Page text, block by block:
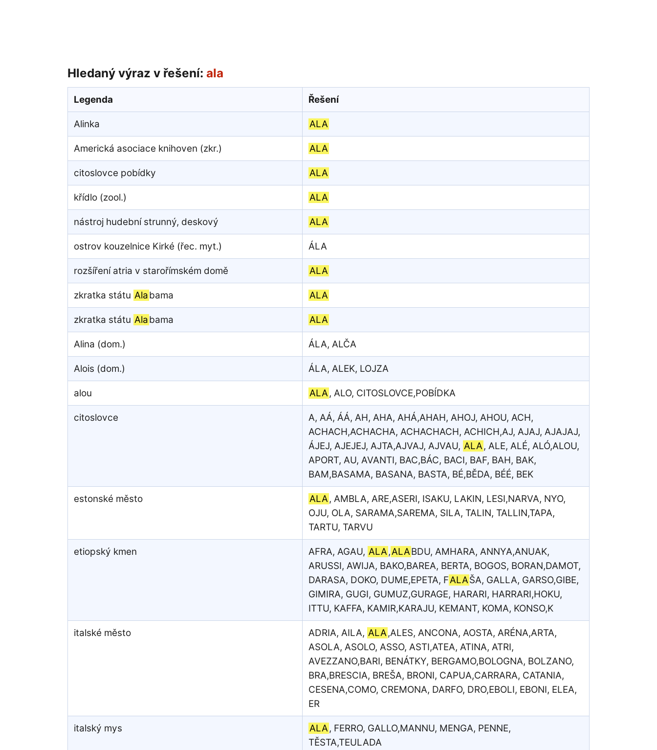
Hledaný výraz v řešení: ala
Legenda Řešení
Alinka ALA
Americká asociace knihoven (zkr.) ALA
citoslovce pobídky ALA
křídlo (zool.) ALA
nástroj hudební strunný, deskový ALA
ostrov kouzelnice Kirké (řec. myt.) ÁLA
rozšíření atria v starořímském domě ALA
zkratka státu Alabama ALA
zkratka státu Alabama ALA
Alina (dom.) ÁLA, ALČA
Alois (dom.) ÁLA, ALEK, LOJZA
alou ALA, ALO, CITOSLOVCE,POBÍDKA
citoslovce
A, AÁ, ÁÁ, AH, AHA, AHÁ,AHAH, AHOJ, AHOU, ACH,
ACHACH,ACHACHA, ACHACHACH, ACHICH,AJ, AJAJ, AJAJAJ,
ÁJEJ, AJEJEJ, AJTA,AJVAJ, AJVAU, ALA, ALE, ALÉ, ALÓ,ALOU,
APORT, AU, AVANTI, BAC,BÁC, BACI, BAF, BAH, BAK,
BAM,BASAMA, BASANA, BASTA, BÉ,BĚDA, BÉÉ, BEK
estonské město ALA, AMBLA, ARE,ASERI, ISAKU, LAKIN, LESI,NARVA, NYO,
OJU, OLA, SARAMA,SAREMA, SILA, TALIN, TALLIN,TAPA,
TARTU, TARVU
etiopský kmen AFRA, AGAU, ALA,ALABDU, AMHARA, ANNYA,ANUAK,
ARUSSI, AWIJA, BAKO,BAREA, BERTA, BOGOS, BORAN,DAMOT,
DARASA, DOKO, DUME,EPETA, FALAŠA, GALLA, GARSO,GIBE,
GIMIRA, GUGI, GUMUZ,GURAGE, HARARI, HARRARI,HOKU,
ITTU, KAFFA, KAMIR,KARAJU, KEMANT, KOMA, KONSO,K
italské město ADRIA, AILA, ALA,ALES, ANCONA, AOSTA, ARÉNA,ARTA,
ASOLA, ASOLO, ASSO, ASTI,ATEA, ATINA, ATRI,
AVEZZANO,BARI, BENÁTKY, BERGAMO,BOLOGNA, BOLZANO,
BRA,BRESCIA, BREŠA, BRONI, CAPUA,CARRARA, CATANIA,
CESENA,COMO, CREMONA, DARFO, DRO,EBOLI, EBONI, ELEA,
ER
italský mys ALA, FERRO, GALLO,MANNU, MENGA, PENNE,
TĚSTA,TEULADA